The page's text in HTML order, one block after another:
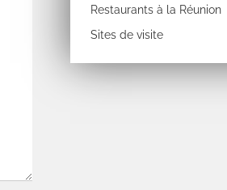
Restaurants à la Réunion
Sites de visite